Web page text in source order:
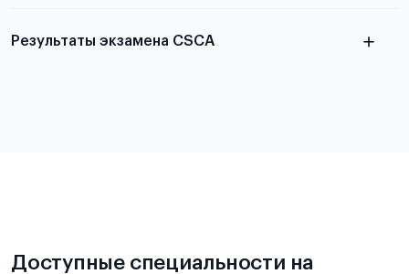
Результаты экзамена CSCA
Доступные специальности на